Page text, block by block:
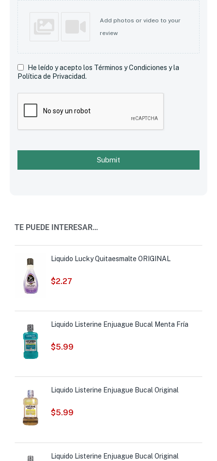
Add photos or video to your
review
He leído y acepto los Términos y Condiciones y la
Política de Privacidad.
Submit
TE PUEDE INTERESAR…
Liquido Lucky Quitaesmalte ORIGINAL
$2.27
Liquido Listerine Enjuague Bucal Menta Fría
$5.99
Liquido Listerine Enjuague Bucal Original
$5.99
Liquido Listerine Enjuague Bucal Original